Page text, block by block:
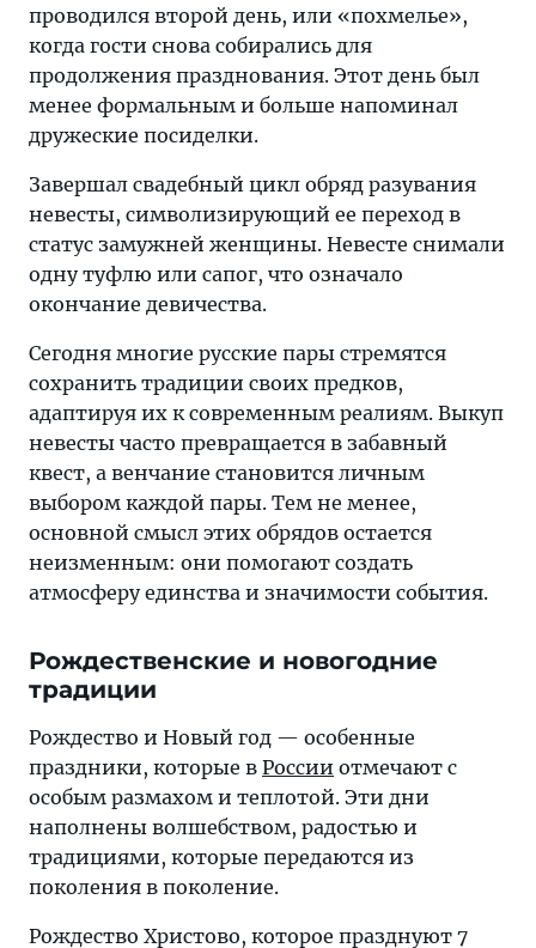
проводился второй день, или «похмелье»,
когда гости снова собирались для
продолжения празднования. Этот день был
менее формальным и больше напоминал
дружеские посиделки.
Завершал свадебный цикл обряд разувания
невесты, символизирующий ее переход в
статус замужней женщины. Невесте снимали
одну туфлю или сапог, что означало
окончание девичества.
Сегодня многие русские пары стремятся
сохранить традиции своих предков,
адаптируя их к современным реалиям. Выкуп
невесты часто превращается в забавный
квест, а венчание становится личным
выбором каждой пары. Тем не менее,
основной смысл этих обрядов остается
неизменным: они помогают создать
атмосферу единства и значимости события.
Рождественские и новогодние
традиции
Рождество и Новый год — особенные
праздники, которые в России отмечают с
особым размахом и теплотой. Эти дни
наполнены волшебством, радостью и
традициями, которые передаются из
поколения в поколение.
Рождество Христово, которое празднуют 7